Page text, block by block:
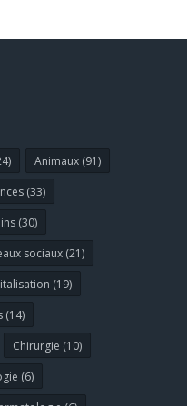
Animaux (91)
(33)
(30)
sociaux (21)
(19)
(14)
Chirurgie (10)
(6)